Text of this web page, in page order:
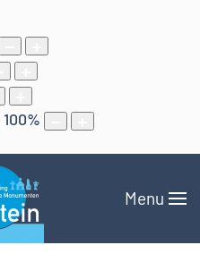
100%
Menu